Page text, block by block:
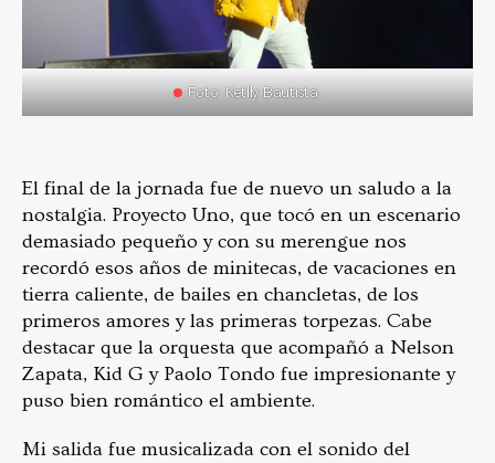
Foto: Ketlly Bautista.
El final de la jornada fue de nuevo un saludo a la
nostalgia. Proyecto Uno, que tocó en un escenario
demasiado pequeño y con su merengue nos
recordó esos años de minitecas, de vacaciones en
tierra caliente, de bailes en chancletas, de los
primeros amores y las primeras torpezas. Cabe
destacar que la orquesta que acompañó a Nelson
Zapata, Kid G y Paolo Tondo fue impresionante y
puso bien romántico el ambiente.
Mi salida fue musicalizada con el sonido del